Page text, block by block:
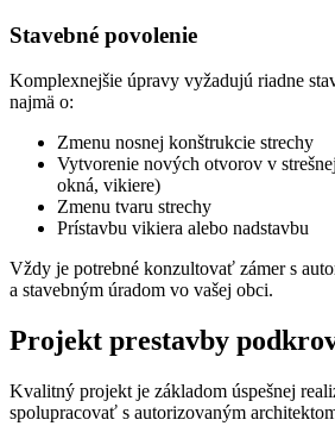
Stavebné povolenie
Komplexnejšie úpravy vyžadujú riadne
najmä o:
Zmenu nosnej konštrukcie strechy
Vytvorenie nových otvorov v
okná, vikiere)
Zmenu tvaru strechy
Prístavbu vikiera alebo nadstavbu
Vždy je potrebné konzultovať zámer s
a stavebným úradom vo vašej obci.
Projekt prestavby
Kvalitný projekt je základom úspešnej
spolupracovať s autorizovaným